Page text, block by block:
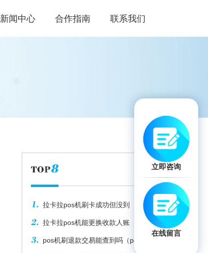
新闻中心 合作指南 联系我们
拉卡拉pos机刷卡成功但没到
拉卡拉pos机能更换收款人账
pos机刷退款交易能查到吗（pos
立即咨询
在线留言